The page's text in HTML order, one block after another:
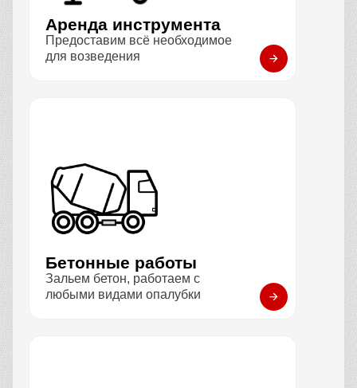
Аренда инструмента
Предоставим всё необходимое
для возведения
Бетонные работы
Зальем бетон, работаем с
любыми видами опалубки